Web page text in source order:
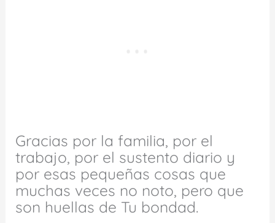
Gracias por la familia, por el
trabajo, por el sustento diario y
por esas pequeñas cosas que
muchas veces no noto, pero que
son huellas de Tu bondad.